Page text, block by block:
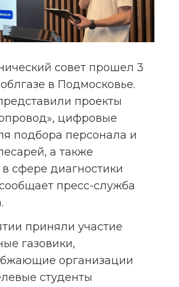
совет прошел 3
в Подмосковье.
проекты
цифровые
подбора персонала и
а также
в сфере диагностики
пресс-служба
приняли участие
газовики,
организации
студенты